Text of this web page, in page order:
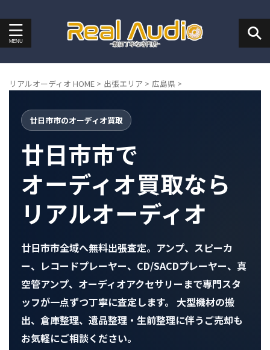
リアルオーディオ HOME > 出張エリア > 広島県 >
廿日市市のオーディオ買取
廿日市市で
オーディオ買取なら
リアルオーディオ
廿日市市全域へ無料出張査定。アンプ、スピーカ
ー、レコードプレーヤー、CD/SACDプレーヤー、真
空管アンプ、オーディオアクセサリーまで専門スタ
ッフが一点ずつ丁寧に査定します。 大型機材の搬
出、倉庫整理、遺品整理・生前整理に伴うご売却も
お気軽にご相談ください。